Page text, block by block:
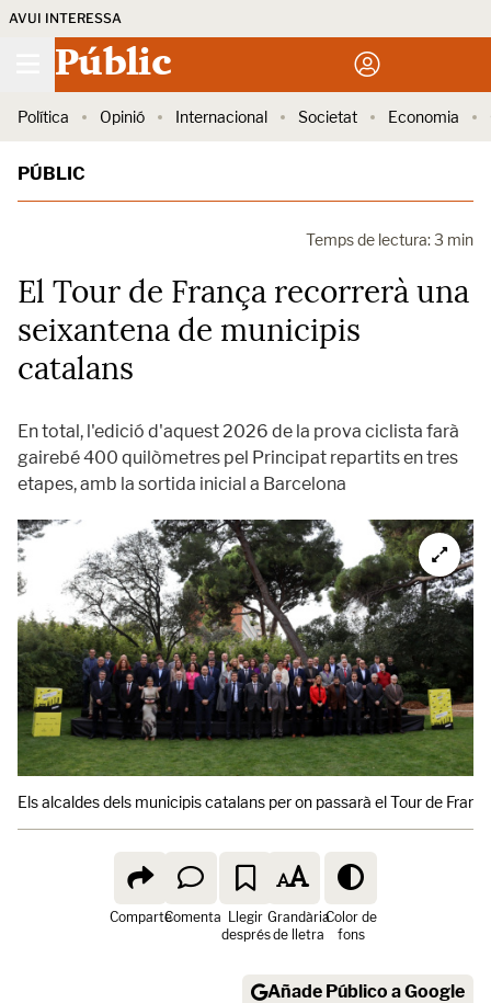
AVUI INTERESSA
Públic
Política Opinió Internacional Societat Economia
PÚBLIC
Temps de lectura: 3 min
El Tour de França recorrerà una
seixantena de municipis
catalans
En total, l'edició d'aquest 2026 de la prova ciclista farà
gairebé 400 quilòmetres pel Principat repartits en tres
etapes, amb la sortida inicial a Barcelona
Els alcaldes dels municipis catalans per on passarà el Tour de
ComparteComenta Llegir
després
Grandària
de lletra
Color de
fons
Añade Público a Google